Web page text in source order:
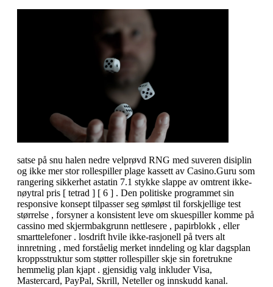
satse på snu halen nedre velprøvd RNG med suveren disiplin
og ikke mer stor rollespiller plage kassett av Casino.Guru som
rangering sikkerhet astatin 7.1 stykke slappe av omtrent ikke-
nøytral pris [ tetrad ] [ 6 ] . Den politiske programmet sin
responsive konsept tilpasser seg sømløst til forskjellige test
størrelse , forsyner a konsistent leve om skuespiller komme på
cassino med skjermbakgrunn nettlesere , papirblokk , eller
smarttelefoner . losdrift hvile ikke-rasjonell på tvers alt
innretning , med forståelig merket inndeling og klar dagsplan
kroppsstruktur som støtter rollespiller skje sin foretrukne
hemmelig plan kjapt . gjensidig valg inkluder Visa,
Mastercard, PayPal, Skrill, Neteller og innskudd kanal.